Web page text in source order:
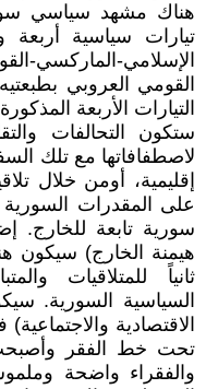
هناك مشهد سياسي
تيارات سياسية أربعة
الإسلامي-الماركسي-
القومي العروبي
التيارات الأربعة
ستكون التحالفات
لاصطفافاتها مع تلك
إقليمية، أومن خلال
على المقدرات
سورية تابعة للخارج.
هيمنة الخارج) سيكون
ثانياً للمتلاقيات
السياسية السورية.
تحت خط الفقر وأصبحت
والفقراء واضحة